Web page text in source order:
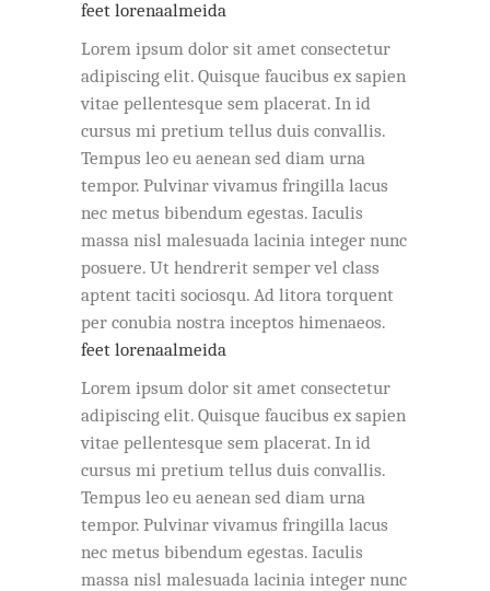
feet lorenaalmeida
Lorem ipsum dolor sit amet consectetur
adipiscing elit. Quisque faucibus ex sapien
vitae pellentesque sem placerat. In id
cursus mi pretium tellus duis convallis.
Tempus leo eu aenean sed diam urna
tempor. Pulvinar vivamus fringilla lacus
nec metus bibendum egestas. Iaculis
massa nisl malesuada lacinia integer nunc
posuere. Ut hendrerit semper vel class
aptent taciti sociosqu. Ad litora torquent
per conubia nostra inceptos himenaeos.
feet lorenaalmeida
Lorem ipsum dolor sit amet consectetur
adipiscing elit. Quisque faucibus ex sapien
vitae pellentesque sem placerat. In id
cursus mi pretium tellus duis convallis.
Tempus leo eu aenean sed diam urna
tempor. Pulvinar vivamus fringilla lacus
nec metus bibendum egestas. Iaculis
massa nisl malesuada lacinia integer nunc